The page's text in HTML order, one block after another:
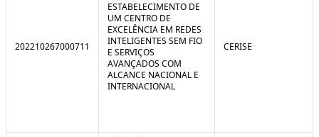
202210267000711
ESTABELECIMENTO DE
UM CENTRO DE
EXCELÊNCIA EM REDES
INTELIGENTES SEM FIO
E SERVIÇOS
AVANÇADOS COM
ALCANCE NACIONAL E
INTERNACIONAL
CERISE